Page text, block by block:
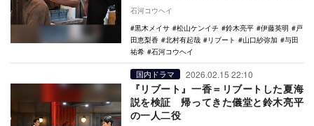
石河コウヘイ
黒木メイサ
松山ケンイチ 鈴木亮平 伊藤英明
戸
田恵梨香
北村有起哉 リブート 山口紗弥加
与田
祐希
石河コウヘイ
国内ドラマ 2026.02.15 22:10
『リブート』一香＝リブートした夏海
説を検証 帰ってきた儀堂と鈴木亮平
の一人二役